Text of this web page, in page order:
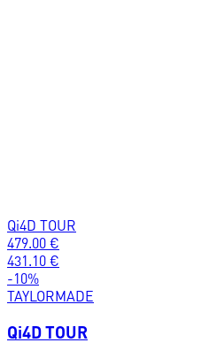
Qi4D TOUR
479.00 €
431.10 €
-10%
TAYLORMADE
Qi4D TOUR